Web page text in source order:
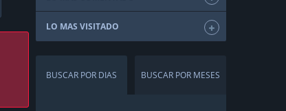
LO MAS VISITADO
BUSCAR POR DIAS BUSCAR POR MESES